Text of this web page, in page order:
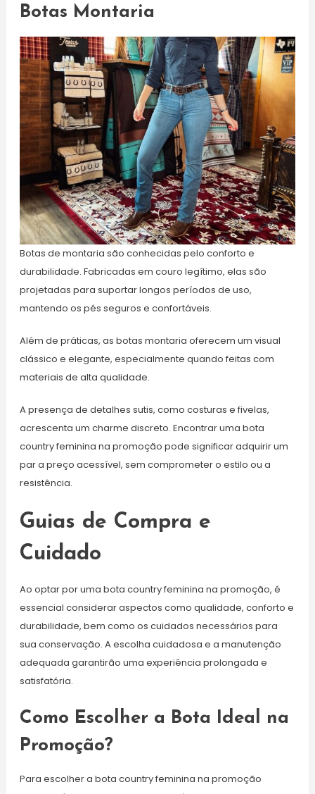
Botas Montaria
Botas de montaria são conhecidas pelo conforto e
durabilidade. Fabricadas em couro legítimo, elas são
projetadas para suportar longos períodos de uso,
mantendo os pés seguros e confortáveis.
Além de práticas, as botas montaria oferecem um visual
clássico e elegante, especialmente quando feitas com
materiais de alta qualidade.
A presença de detalhes sutis, como costuras e fivelas,
acrescenta um charme discreto. Encontrar uma bota
country feminina na promoção pode significar adquirir um
par a preço acessível, sem comprometer o estilo ou a
resistência.
Guias de Compra e
Cuidado
Ao optar por uma bota country feminina na promoção, é
essencial considerar aspectos como qualidade, conforto e
durabilidade, bem como os cuidados necessários para
sua conservação. A escolha cuidadosa e a manutenção
adequada garantirão uma experiência prolongada e
satisfatória.
Como Escolher a Bota Ideal na
Promoção?
Para escolher a bota country feminina na promoção